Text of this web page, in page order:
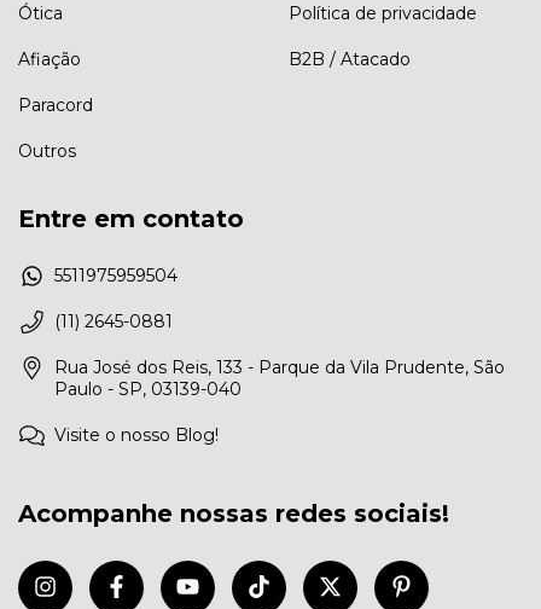
Ótica
Afiação
Paracord
Outros
Política de privacidade
B2B / Atacado
Entre em contato
5511975959504
(11) 2645-0881
Rua José dos Reis, 133 - Parque da Vila Prudente, São
Paulo - SP, 03139-040
Visite o nosso Blog!
Acompanhe nossas redes sociais!